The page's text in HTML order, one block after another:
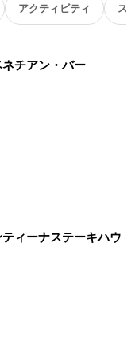
アクティビティ ス
チアン・バー
ィーナステーキハウ